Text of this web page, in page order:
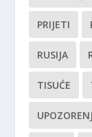
PRIJETI
RUSIJA
TISUĆE